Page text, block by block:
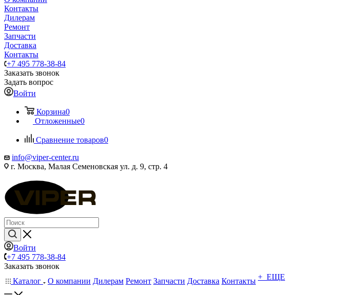
Контакты
Дилерам
Ремонт
Запчасти
Доставка
Контакты
+7 495 778-38-84
Заказать звонок
Задать вопрос
Войти
Корзина0
Отложенные0
Сравнение товаров0
info@viper-center.ru
г. Москва, Малая Семеновская ул. д. 9, стр. 4
Войти
+7 495 778-38-84
Заказать звонок
Каталог
О компании Дилерам Ремонт Запчасти Доставка Контакты + ЕЩЕ